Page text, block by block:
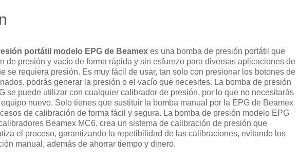
portátil modelo EPG de Beamex es una bomba de presión portátil que
de presión y vacío de forma rápida y sin esfuerzo para diversas aplicaciones de
se requiera presión. Es muy fácil de usar, tan solo con presionar los botones de
podrás generar la presión o el vacío que necesites. La bomba de presión
se puede utilizar con cualquier calibrador de presión, por lo que no necesitarás
nuevo. Solo tienes que sustituir la bomba manual por la EPG de Beamex
de calibración de forma fácil y segura. La bomba de presión modelo EPG
Beamex MC6, crea un sistema de calibración de presión que
el proceso, garantizando la repetibilidad de las calibraciones, evitando los
manual, además de ahorrar tiempo y dinero.